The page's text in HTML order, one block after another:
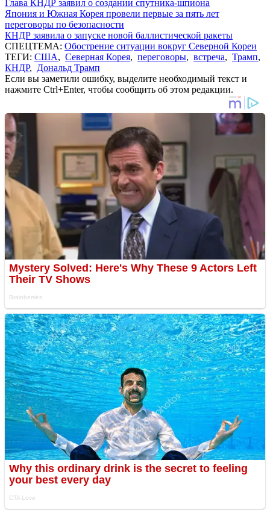
Глава КНДР заявил о создании спутника-шпиона
Япония и Южная Корея провели первые за пять лет
переговоры по безопасности
КНДР заявила о запуске новой баллистической ракеты
СПЕЦТЕМА: Обострение ситуации вокруг Северной Кореи
ТЕГИ: США, Северная Корея, переговоры, встреча, Трамп,
КНДР, Дональд Трамп
Если вы заметили ошибку, выделите необходимый текст и
нажмите Ctrl+Enter, чтобы сообщить об этом редакции.